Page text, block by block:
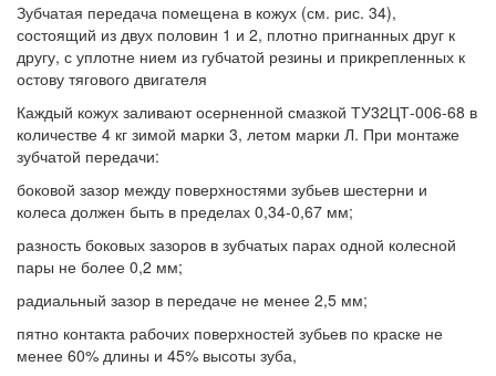
Зубчатая передача помещена в кожух (см. рис. 34),
состоящий из двух половин 1 и 2, плотно пригнанных друг к
другу, с уплотне нием из губчатой резины и прикрепленных к
остову тягового двигателя
Каждый кожух заливают осерненной смазкой ТУ32ЦТ-006-68 в
количестве 4 кг зимой марки 3, летом марки Л. При монтаже
зубчатой передачи:
боковой зазор между поверхностями зубьев шестерни и
колеса должен быть в пределах 0,34-0,67 мм;
разность боковых зазоров в зубчатых парах одной колесной
пары не более 0,2 мм;
радиальный зазор в передаче не менее 2,5 мм;
пятно контакта рабочих поверхностей зубьев по краске не
менее 60% длины и 45% высоты зуба,